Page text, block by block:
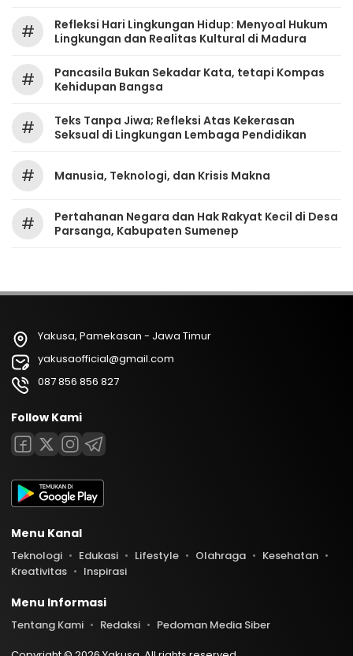
#
Refleksi Hari Lingkungan Hidup: Menyoal Hukum
Lingkungan dan Realitas Kultural di Madura
#
Pancasila Bukan Sekadar Kata, tetapi Kompas
Kehidupan Bangsa
#
Teks Tanpa Jiwa; Refleksi Atas Kekerasan
Seksual di Lingkungan Lembaga Pendidikan
# Manusia, Teknologi, dan Krisis Makna
#
Pertahanan Negara dan Hak Rakyat Kecil di Desa
Parsanga, Kabupaten Sumenep
Yakusa, Pamekasan - Jawa Timur
yakusaofficial@gmail.com
087 856 856 827
Follow Kami
Menu Kanal
Teknologi Edukasi Lifestyle Olahraga
Kesehatan
Kreativitas
Inspirasi
Menu Informasi
Tentang Kami Redaksi
Pedoman Media Siber